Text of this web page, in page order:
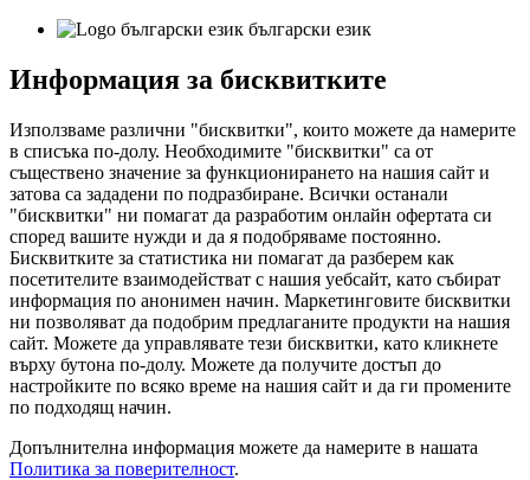
български език
Информация за бисквитките
Използваме различни "бисквитки", които можете да намерите
в списъка по-долу. Необходимите "бисквитки" са от
съществено значение за функционирането на нашия сайт и
затова са зададени по подразбиране. Всички останали
"бисквитки" ни помагат да разработим онлайн офертата си
според вашите нужди и да я подобряваме постоянно.
Бисквитките за статистика ни помагат да разберем как
посетителите взаимодействат с нашия уебсайт, като събират
информация по анонимен начин. Маркетинговите бисквитки
ни позволяват да подобрим предлаганите продукти на нашия
сайт. Можете да управлявате тези бисквитки, като кликнете
върху бутона по-долу. Можете да получите достъп до
настройките по всяко време на нашия сайт и да ги промените
по подходящ начин.
Допълнителна информация можете да намерите в нашата
Политика за поверителност.